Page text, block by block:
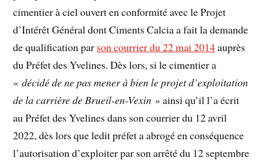
cimentier à ciel ouvert en conformité avec le Projet
d’Intérêt Général dont Ciments Calcia a fait la demande
de qualification par son courrier du 22 mai 2014auprès
du Préfet des Yvelines. Dès lors, si le cimentier a
«décidé de ne pas mener à bien le projet d’exploitation
de la carrière de Brueil-en-Vexin » ainsi qu’il l’a écrit
au Préfet des Yvelines dans son courrier du 12 avril
2022, dès lors que ledit préfet a abrogé en conséquence
l’autorisation d’exploiter par son arrêté du 12 septembre